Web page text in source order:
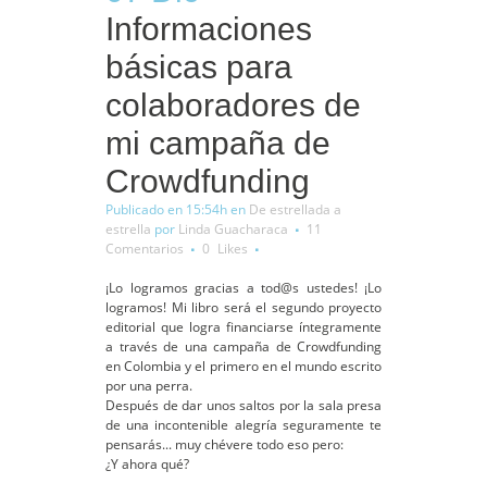
Informaciones
básicas para
colaboradores de
mi campaña de
Crowdfunding
Publicado en 15:54hen De estrellada a
estrella por Linda Guacharaca
11
Comentarios
0 Likes
¡Lo logramos gracias a tod@s ustedes! ¡Lo
logramos! Mi libro será el segundo proyecto
editorial que logra financiarse íntegramente
a través de una campaña de Crowdfunding
en Colombia y el primero en el mundo escrito
por una perra.
Después de dar unos saltos por la sala presa
de una incontenible alegría seguramente te
pensarás... muy chévere todo eso pero:
¿Y ahora qué?